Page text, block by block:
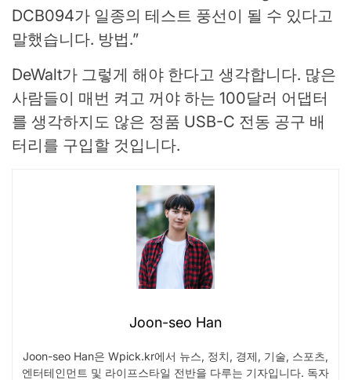
DCB094가 일종의 테스트 풍선이 될 수 있다고
말했습니다. 방법.”
DeWalt가 그렇게 해야 한다고 생각합니다. 많은
사람들이 매번 켜고 꺼야 하는 100달러 어댑터
를 생각하지도 않은 정품 USB-C 전동 공구 배
터리를 구입할 것입니다.
Joon-seo Han
Joon-seo Han은 Wpick.kr에서 뉴스, 정치, 경제, 기술, 스포츠,
엔터테인먼트 및 라이프스타일 전반을 다루는 기자입니다. 독자